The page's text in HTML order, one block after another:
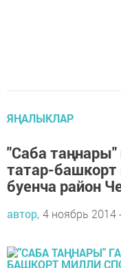
ЯҢАЛЫКЛАР
"Саба
татар-
буенча район
автор, 4 ноябрь 2014